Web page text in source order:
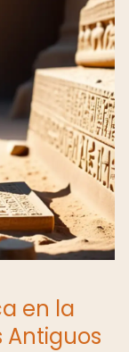
en la
Antiguos